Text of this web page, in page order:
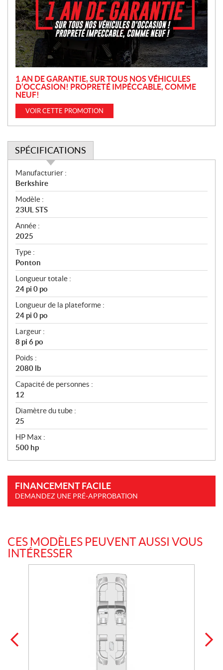
o
t
i
o
n
1 AN DE GARANTIE, SUR TOUS NOS VÉHICULES
D’OCCASION! PROPRETÉ IMPÉCCABLE, COMME
NEUF!
VOIR CETTE PROMOTION
SPÉCIFICATIONS
S
p
é
c
i
f
i
c
a
t
i
o
n
s
Manufacturier :
Berkshire
Modèle :
23UL STS
Année :
2025
Type :
Ponton
Longueur totale :
24 pi 0 po
Longueur de la plateforme :
24 pi 0 po
Largeur :
8 pi 6 po
Poids :
2080 lb
Capacité de personnes :
12
Diamètre du tube :
25
HP Max :
500 hp
FINANCEMENT FACILE
DEMANDEZ UNE PRÉ-APPROBATION
CES MODÈLES PEUVENT AUSSI VOUS
INTÉRESSER